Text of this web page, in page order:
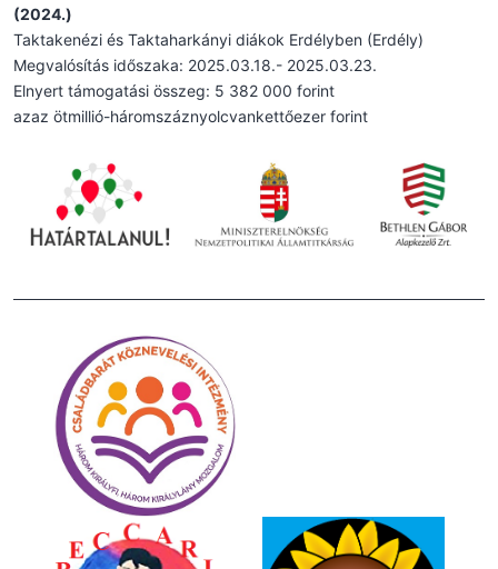
(2024.)
Taktakenézi és Taktaharkányi diákok Erdélyben (Erdély)
Megvalósítás időszaka: 2025.03.18.- 2025.03.23.
Elnyert támogatási összeg: 5 382 000 forint
azaz ötmillió-háromszáznyolcvankettőezer forint